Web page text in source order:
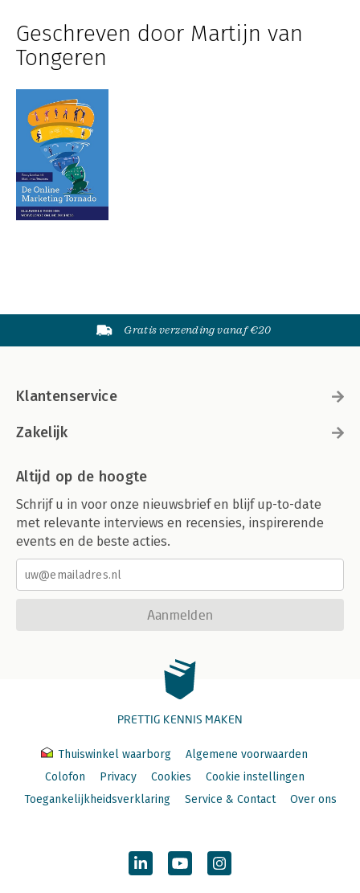
Geschreven door Martijn van
Tongeren
Gratis verzending vanaf €20
Klantenservice
Zakelijk
Altijd op de hoogte
Schrijf u in voor onze nieuwsbrief en blijf up-to-date
met relevante interviews en recensies, inspirerende
events en de beste acties.
Aanmelden
PRETTIG KENNIS MAKEN
Thuiswinkel waarborg
Algemene voorwaarden
Colofon
Privacy Cookies
Cookie instellingen
Toegankelijkheidsverklaring
Service & Contact Over ons